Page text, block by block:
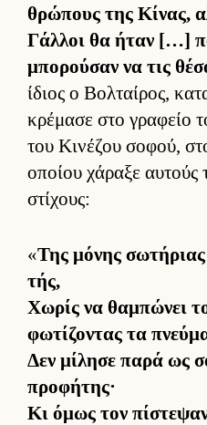
θρώπους της Κίνας,
Γάλ­λοι θα ήταν […]
μπορού­σαν να τις
ίδιος ο Βολ­ταί­ρος,
κρέμασε στο γραφείο
του Κινέζου σοφού,
οποίου χάραξε αυ­τούς
στίχους:
«Της μόνης
τής,
Χωρίς να θαμπώνει
φωτίζοντας τα
Δεν μίλησε παρά ως
προφήτης·
Κι όμως τον